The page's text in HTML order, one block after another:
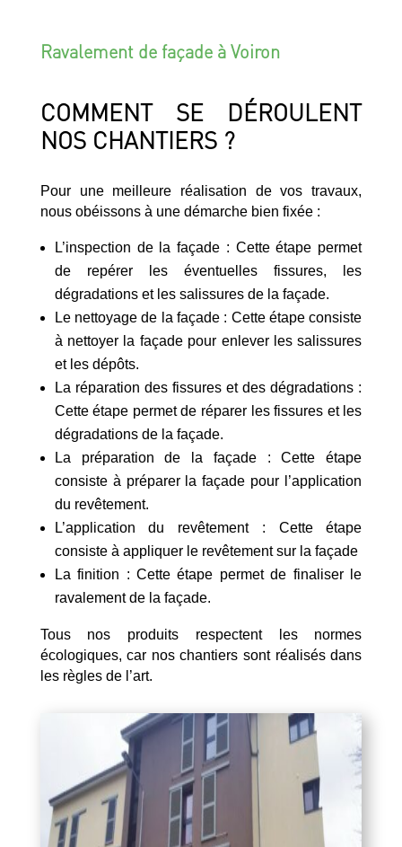
Ravalement de façade à Voiron
COMMENT SE DÉROULENT
NOS CHANTIERS ?
Pour une meilleure réalisation de vos travaux,
nous obéissons à une démarche bien fixée :
L’inspection de la façade : Cette étape permet
de repérer les éventuelles fissures, les
dégradations et les salissures de la façade.
Le nettoyage de la façade : Cette étape consiste
à nettoyer la façade pour enlever les salissures
et les dépôts.
La réparation des fissures et des dégradations :
Cette étape permet de réparer les fissures et les
dégradations de la façade.
La préparation de la façade : Cette étape
consiste à préparer la façade pour l’application
du revêtement.
L’application du revêtement : Cette étape
consiste à appliquer le revêtement sur la façade
La finition : Cette étape permet de finaliser le
ravalement de la façade.
Tous nos produits respectent les normes
écologiques, car nos chantiers sont réalisés dans
les règles de l’art.